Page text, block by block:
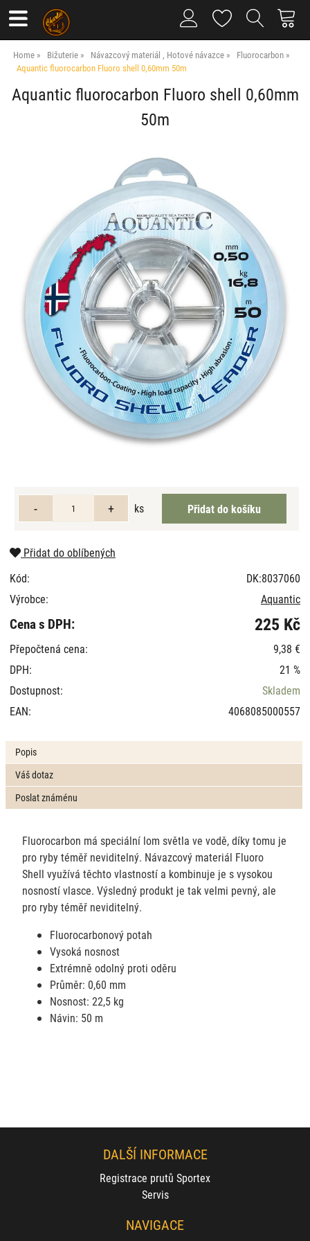
Home Bižuterie Návazcový materiál , Hotové návazce
Fluorocarbon
Aquantic fluorocarbon Fluoro shell 0,60mm 50m
Aquantic fluorocarbon Fluoro shell 0,60mm
50m
ks
Přidat do oblíbených
Kód:
DK:8037060
Výrobce:
Aquantic
Cena s DPH: 225 Kč
Přepočtená cena:
9,38 €
DPH:
21 %
Dostupnost:
Skladem
EAN:
4068085000557
Popis
Váš dotaz
Poslat známénu
Fluorocarbon má speciální lom světla ve vodě, díky tomu je
pro ryby téměř neviditelný. Návazcový materiál Fluoro
Shell využívá těchto vlastností a kombinuje je s vysokou
nosností vlasce. Výsledný produkt je tak velmi pevný, ale
pro ryby téměř neviditelný.
Fluorocarbonový potah
Vysoká nosnost
Extrémně odolný proti oděru
Průměr: 0,60 mm
Nosnost: 22,5 kg
Návin: 50 m
DALŠÍ INFORMACE
Registrace prutů Sportex
Servis
NAVIGACE